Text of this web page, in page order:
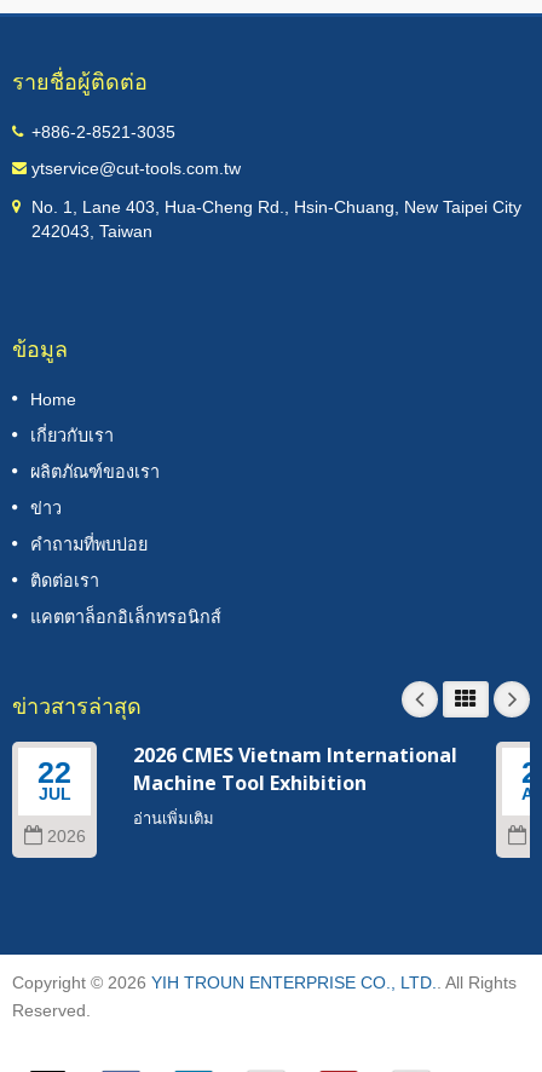
รายชื่อผู้ติดต่อ
+886-2-8521-3035
ytservice@cut-tools.com.tw
No. 1, Lane 403, Hua-Cheng Rd., Hsin-Chuang, New Taipei City
242043, Taiwan
ข้อมูล
Home
เกี่ยวกับเรา
ผลิตภัณฑ์ของเรา
ข่าว
คำถามที่พบบ่อย
ติดต่อเรา
แคตตาล็อกอิเล็กทรอนิกส์
ข่าวสารล่าสุด
22
JUL
2026
2026 CMES Vietnam International
Machine Tool Exhibition
อ่านเพิ่มเติม
Copyright © 2026 YIH TROUN ENTERPRISE CO., LTD.. All Rights
Reserved.